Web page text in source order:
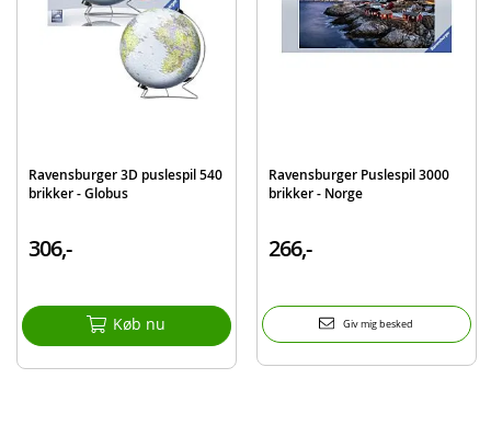
Ravensburger 3D puslespil 540
brikker - Globus
306,-
Køb nu
Ravensburger Puslespil 3000
brikker - Norge
266,-
Giv mig besked